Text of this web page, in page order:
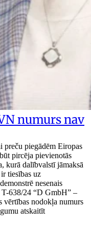
numurs nav
preču piegādēm Eiropas
pircēja pievienotās
kurā dalībvalstī jāmaksā
tiesības uz
nesenais
T-638/24 “D GmbH” –
vērtības nodokļa numurs
atskaitīt